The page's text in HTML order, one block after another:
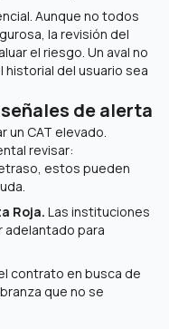
Aunque no todos
la revisión del
el riesgo. Un aval no
del usuario sea
de alerta
un CAT elevado.
revisar:
estos pueden
Roja. Las instituciones
adelantado para
contrato en busca de
que no se